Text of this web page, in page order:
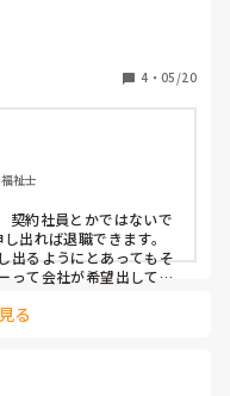
意向を出さないといけ
？
なく、結果体調不良で
可はでたんですが。。
強引な引き留めなん
が。。
に飛ぶスタッフ、体調
と思います。
4 ・ 05/20
祉士
契約社員とかではないで
出れば退職できます。
出るようにとあってもそ
って会社が希望出してる
てもいいかなって感じじ
る